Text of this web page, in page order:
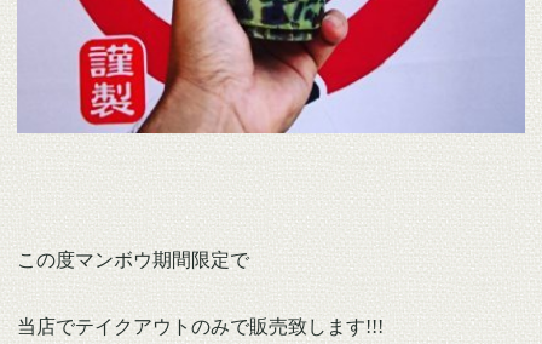
この度マンボウ期間限定で
当店でテイクアウトのみで販売致します!!!